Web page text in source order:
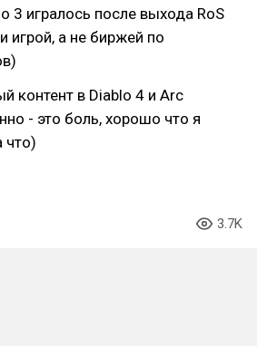
3 игралось после выхода RoS
игрой, а не биржей по
контент в Diablo 4 и Arc
- это боль, хорошо что я
что)
3.7K